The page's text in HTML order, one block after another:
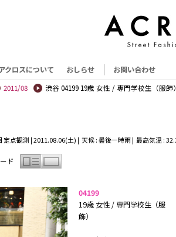
クロスについて おしらせ お問い合わせ
2011/08 渋谷 04199 19歳 女性 / 専門学校生（服飾）
定点観測 | 2011.08.06(土) | 天候 : 曇後一時雨 | 最高気温 :
ド
04199
19歳 女性 / 専門学校生（服
飾）